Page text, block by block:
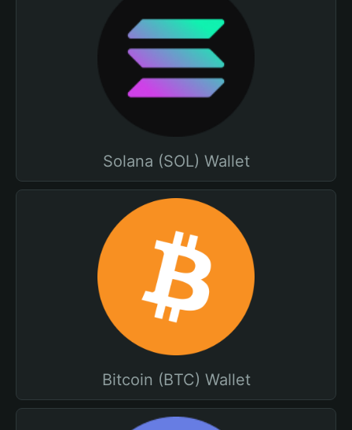
Solana (SOL) Wallet
Bitcoin (BTC) Wallet